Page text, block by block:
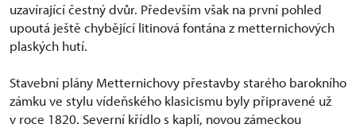
uzavírající čestný dvůr. Především však na první pohled
upoutá ještě chybějící litinová fontána z metternichových
plaských hutí.
Stavební plány Metternichovy přestavby starého barokního
zámku ve stylu vídeňského klasicismu byly připravené už
v roce 1820. Severní křídlo s kaplí, novou zámeckou